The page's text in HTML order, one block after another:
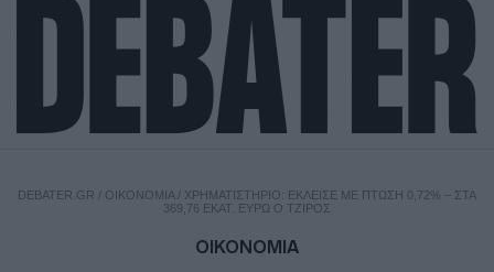
DEBATER.GR / ΟΙΚΟΝΟΜΙΑ/ ΧΡΗΜΑΤΙΣΤΉΡΙΟ: ΈΚΛΕΙΣΕ ΜΕ ΠΤΏΣΗ 0,72% – ΣΤΑ
369,76 ΕΚΑΤ. ΕΥΡΏ Ο ΤΖΊΡΟΣ
ΟΙΚΟΝΟΜΙΑ